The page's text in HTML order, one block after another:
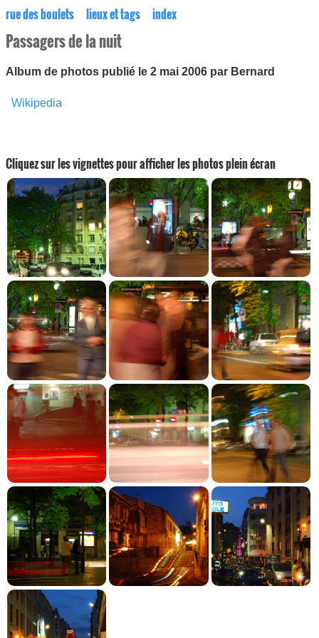
rue des boulets lieux et tags index
Passagers de la nuit
Album de photos publié le 2 mai 2006 par Bernard
Wikipedia
Cliquez sur les vignettes pour afficher les photos plein écran